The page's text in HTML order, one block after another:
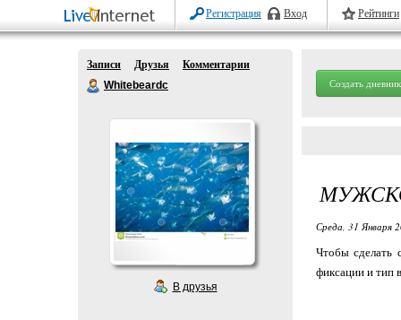
Регистрация Вход Рейтинги
Записи Друзья
Комментарии
Whitebeardc
В друзья
Создать дневник
Среда, 31 Января
Чтобы сделать
фиксации и тип